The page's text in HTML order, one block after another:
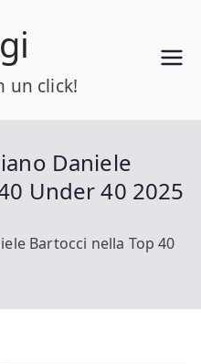
un click!
Daniele
Under 40 2025
Bartocci nella Top 40